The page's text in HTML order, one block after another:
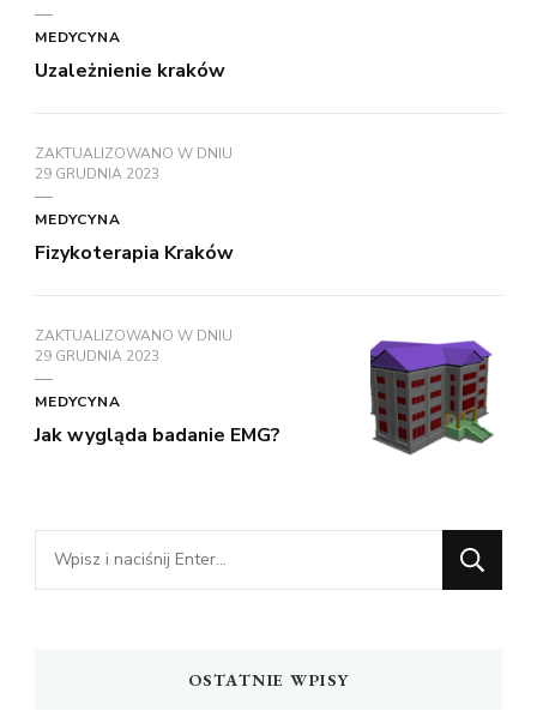
MEDYCYNA
Uzależnienie kraków
ZAKTUALIZOWANO W DNIU
29 GRUDNIA 2023
MEDYCYNA
Fizykoterapia Kraków
ZAKTUALIZOWANO W DNIU
29 GRUDNIA 2023
MEDYCYNA
Jak wygląda badanie EMG?
Szukasz
czegoś?
OSTATNIE WPISY